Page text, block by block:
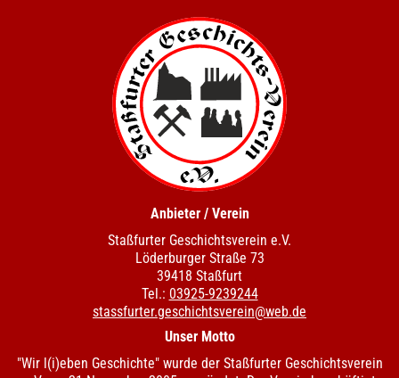
Anbieter / Verein
Staßfurter Geschichtsverein e.V.
Löderburger Straße 73
39418 Staßfurt
Tel.: 03925-9239244
stassfurter.geschichtsverein@web.de
Unser Motto
"Wir l(i)eben Geschichte" wurde der Staßfurter Geschichtsverein